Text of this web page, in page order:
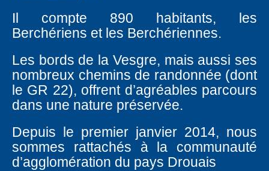
Il compte 890 habitants, les
Berchériens et les Berchériennes.
Les bords de la Vesgre, mais aussi ses
nombreux chemins de randonnée (dont
le GR 22), offrent d’agréables parcours
dans une nature préservée.
Depuis le premier janvier 2014, nous
sommes rattachés à la communauté
d’agglomération du pays Drouais